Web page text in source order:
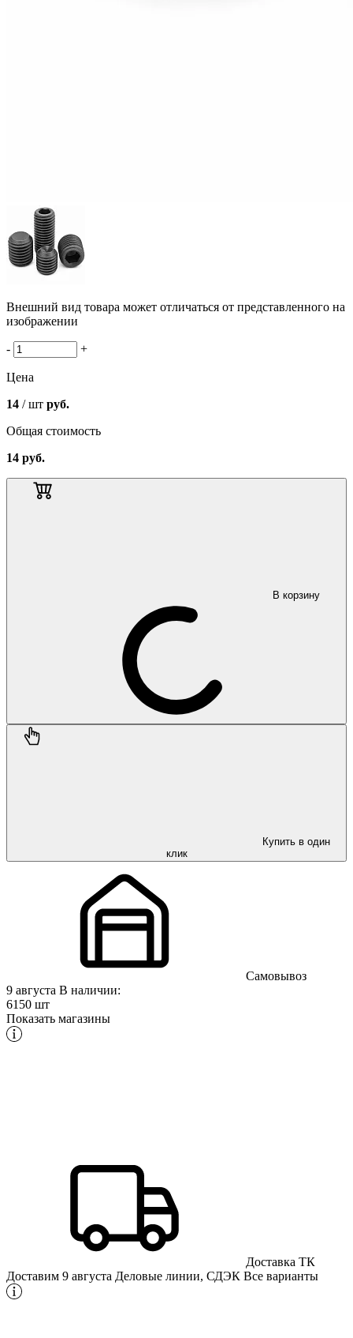
Внешний вид товара может отличаться от представленного на
изображении
- +
Цена
14 / шт руб.
Общая стоимость
14 руб.
В корзину
Купить в один
клик
Самовывоз
9 августа В наличии:
6150 шт
Показать магазины
Доставка ТК
Доставим 9 августа Деловые линии, СДЭК Все варианты